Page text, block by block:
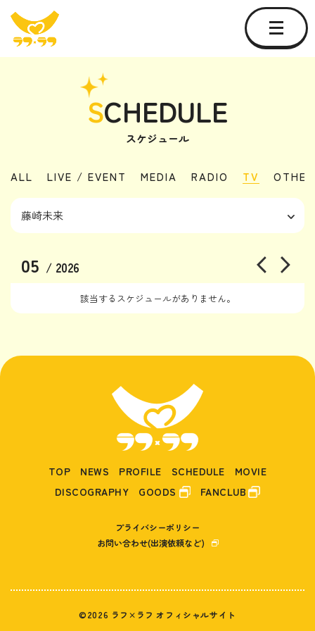
SCHEDULE
スケジュール
ALL LIVE / EVENT MEDIA RADIO TV OTHER
05 / 2026
該当するスケジュールがありません。
TOP NEWS PROFILE SCHEDULE
MOVIE
DISCOGRAPHY
GOODS FANCLUB
プライバシーポリシー
お問い合わせ(出演依頼など)
©2026 ラフ×ラフ オフィシャルサイト